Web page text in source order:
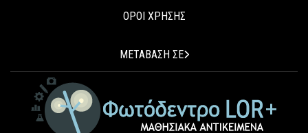
ΟΡΟΙ ΧΡΗΣΗΣ
ΜΕΤΑΒΑΣΗ ΣΕ